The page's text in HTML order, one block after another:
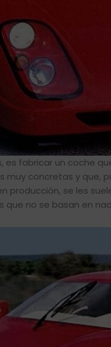
es fabricar un coche
concretas y que,
producción, se les
no se basan en